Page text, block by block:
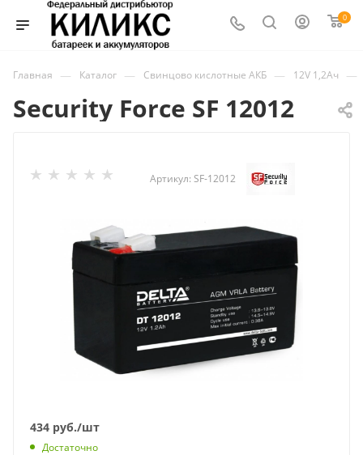
0
Главная — Каталог — Свинцово кислотные АКБ — 12V 1,2Ач —
Security Force SF 12012
Артикул: SF-12012
434 руб./шт
Достаточно